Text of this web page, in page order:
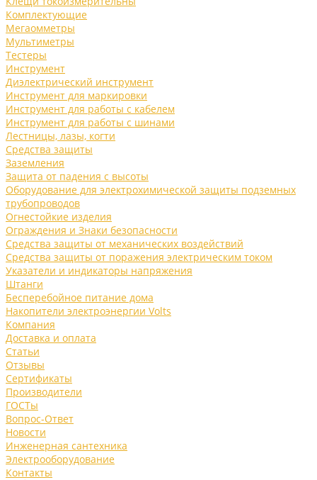
Комплектующие
Мегаомметры
Мультиметры
Тестеры
Инструмент
Диэлектрический инструмент
Инструмент для маркировки
Инструмент для работы с кабелем
Инструмент для работы с шинами
Лестницы, лазы, когти
Средства защиты
Заземления
Защита от падения с высоты
Оборудование для электрохимической защиты подземных
трубопроводов
Огнестойкие изделия
Ограждения и Знаки безопасности
Средства защиты от механических воздействий
Средства защиты от поражения электрическим током
Указатели и индикаторы напряжения
Штанги
Бесперебойное питание дома
Накопители электроэнергии Volts
Компания
Доставка и оплата
Статьи
Отзывы
Сертификаты
Производители
ГОСТы
Вопрос-Ответ
Новости
Инженерная сантехника
Электрооборудование
Контакты